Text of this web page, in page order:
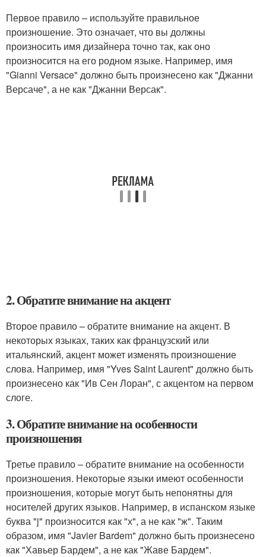
Первое правило – используйте правильное
произношение. Это означает, что вы должны
произносить имя дизайнера точно так, как оно
произносится на его родном языке. Например, имя
"Gianni Versace" должно быть произнесено как "Джанни
Версаче", а не как "Джанни Версак".
2. Обратите внимание на акцент
Второе правило – обратите внимание на акцент. В
некоторых языках, таких как французский или
итальянский, акцент может изменять произношение
слова. Например, имя "Yves Saint Laurent" должно быть
произнесено как "Ив Сен Лоран", с акцентом на первом
слоге.
3. Обратите внимание на особенности
произношения
Третье правило – обратите внимание на особенности
произношения. Некоторые языки имеют особенности
произношения, которые могут быть непонятны для
носителей других языков. Например, в испанском языке
буква "j" произносится как "х", а не как "ж". Таким
образом, имя "Javier Bardem" должно быть произнесено
как "Хавьер Бардем", а не как "Жаве Бардем".